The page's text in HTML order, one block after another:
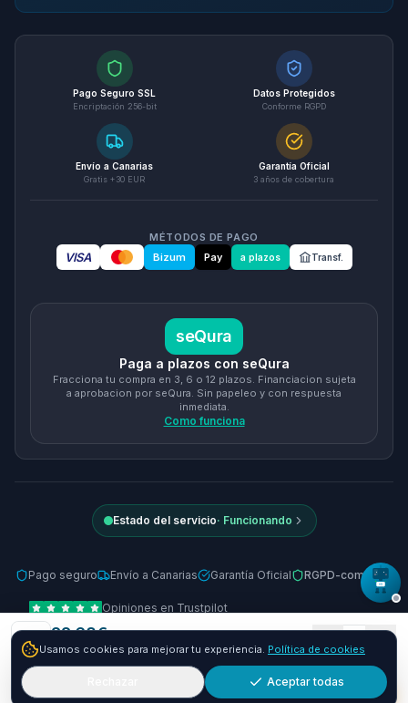
22.68€
+7.32€ y envío GRATIS 24-48h
Comprar ya
Pago Seguro SSL
Encriptación 256-bit
Datos Protegidos
Conforme RGPD
Envío a Canarias
Gratis +30 EUR
Garantía Oficial
3 años de cobertura
MÉTODOS DE PAGO
VISA Bizum Pay a plazos Transf.
seQura
Paga a plazos con seQura
Fracciona tu compra en 3, 6 o 12 plazos. Financiacion sujeta
a aprobacion por seQura. Sin papeleo y con respuesta
inmediata.
Como funciona
Estado del servicio· Funcionando
Pago seguro Envío a Canarias Garantía Oficial RGPD-compliant
Opiniones en Trustpilot
© 2026 Tienda Online Canarias.
Desarrollado por
Usamos cookies para mejorar tu experiencia. Política de cookies
Aceptar todas